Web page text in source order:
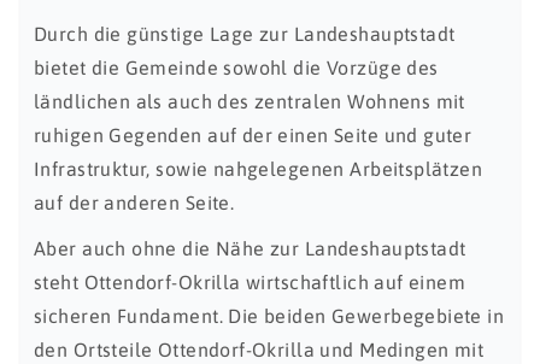
Durch die günstige Lage zur Landeshauptstadt
bietet die Gemeinde sowohl die Vorzüge des
ländlichen als auch des zentralen Wohnens mit
ruhigen Gegenden auf der einen Seite und guter
Infrastruktur, sowie nahgelegenen Arbeitsplätzen
auf der anderen Seite.
Aber auch ohne die Nähe zur Landeshauptstadt
steht Ottendorf-Okrilla wirtschaftlich auf einem
sicheren Fundament. Die beiden Gewerbegebiete in
den Ortsteile Ottendorf-Okrilla und Medingen mit